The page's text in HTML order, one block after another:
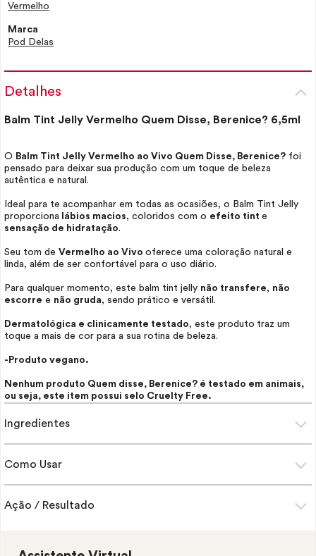
Vermelho
Marca
Pod Delas
Detalhes
Balm Tint Jelly Vermelho Quem Disse, Berenice? 6,5ml
O Balm Tint Jelly Vermelho ao Vivo Quem Disse, Berenice? foi
pensado para deixar sua produção com um toque de beleza
autêntica e natural.
Ideal para te acompanhar em todas as ocasiões, o Balm Tint Jelly
proporciona lábios macios, coloridos com o efeito tint e
sensação de hidratação.
Seu tom de Vermelho ao Vivo oferece uma coloração natural e
linda, além de ser confortável para o uso diário.
Para qualquer momento, este balm tint jelly não transfere, não
escorre e não gruda, sendo prático e versátil.
Dermatológica e clinicamente testado, este produto traz um
toque a mais de cor para a sua rotina de beleza.
-Produto vegano.
Nenhum produto Quem disse, Berenice? é testado em animais,
ou seja, este item possui selo Cruelty Free.
Ingredientes
Como Usar
Ação / Resultado